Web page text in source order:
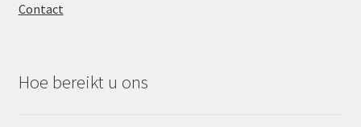
Contact
Hoe bereikt u ons